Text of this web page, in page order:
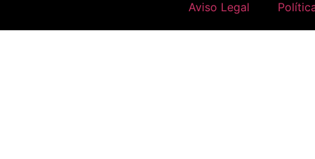
Aviso Legal